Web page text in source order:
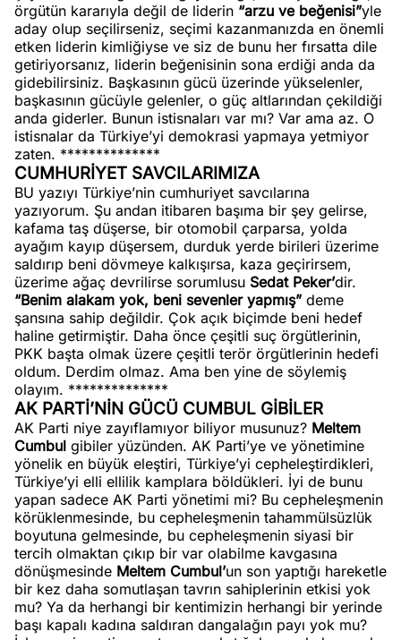
örgütün kararıyla değil de liderin “arzu ve beğenisi”yle
aday olup seçilirseniz, seçimi kazanmanızda en önemli
etken liderin kimliğiyse ve siz de bunu her fırsatta dile
getiriyorsanız, liderin beğenisinin sona erdiği anda da
gidebilirsiniz. Başkasının gücü üzerinde yükselenler,
başkasının gücüyle gelenler, o güç altlarından çekildiği
anda giderler. Bunun istisnaları var mı? Var ama az. O
istisnalar da Türkiye’yi demokrasi yapmaya yetmiyor
zaten. **************
CUMHURİYET SAVCILARIMIZA
BU yazıyı Türkiye’nin cumhuriyet savcılarına
yazıyorum. Şu andan itibaren başıma bir şey gelirse,
kafama taş düşerse, bir otomobil çarparsa, yolda
ayağım kayıp düşersem, durduk yerde birileri üzerime
saldırıp beni dövmeye kalkışırsa, kaza geçirirsem,
üzerime ağaç devrilirse sorumlusu Sedat Peker’dir.
“Benim alakam yok, beni sevenler yapmış” deme
şansına sahip değildir. Çok açık biçimde beni hedef
haline getirmiştir. Daha önce çeşitli suç örgütlerinin,
PKK başta olmak üzere çeşitli terör örgütlerinin hedefi
oldum. Derdim olmaz. Ama ben yine de söylemiş
olayım. **************
AK PARTİ’NİN GÜCÜ CUMBUL GİBİLER
AK Parti niye zayıflamıyor biliyor musunuz? Meltem
Cumbul gibiler yüzünden. AK Parti’ye ve yönetimine
yönelik en büyük eleştiri, Türkiye’yi cepheleştirdikleri,
Türkiye’yi elli ellilik kamplara böldükleri. İyi de bunu
yapan sadece AK Parti yönetimi mi? Bu cepheleşmenin
körüklenmesinde, bu cepheleşmenin tahammülsüzlük
boyutuna gelmesinde, bu cepheleşmenin siyasi bir
tercih olmaktan çıkıp bir var olabilme kavgasına
dönüşmesinde Meltem Cumbul’un son yaptığı hareketle
bir kez daha somutlaşan tavrın sahiplerinin etkisi yok
mu? Ya da herhangi bir kentimizin herhangi bir yerinde
başı kapalı kadına saldıran dangalağın payı yok mu?